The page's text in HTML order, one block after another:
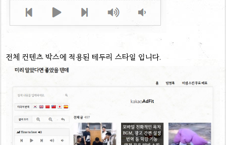
전체 컨텐츠 박스에 적용된 테두리 스타일 입니다.